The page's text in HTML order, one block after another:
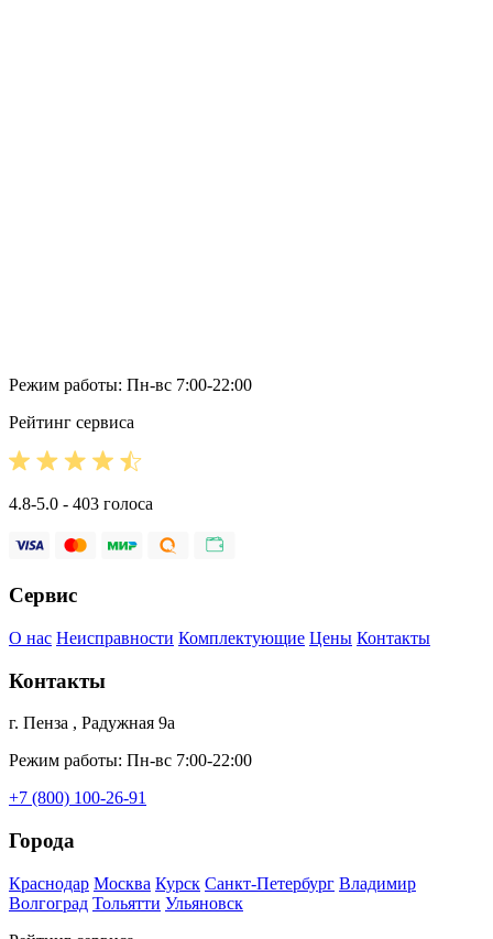
Режим работы: Пн-вс 7:00-22:00
Рейтинг сервиса
4.8-5.0 - 403 голоса
Сервис
О нас Неисправности Комплектующие Цены Контакты
Контакты
г. Пенза , Радужная 9а
Режим работы: Пн-вс 7:00-22:00
+7 (800) 100-26-91
Города
Краснодар Москва Курск Санкт-Петербург Владимир
Волгоград Тольятти Ульяновск